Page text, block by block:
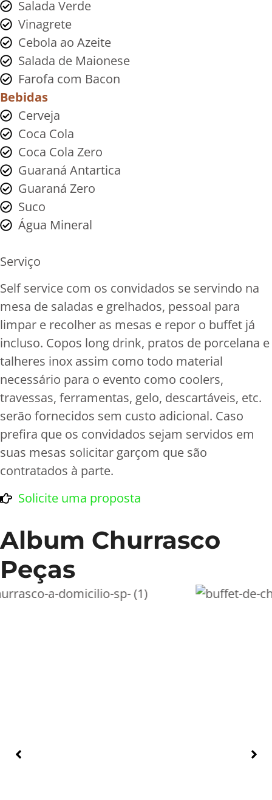
Salada Verde
Vinagrete
Cebola ao Azeite
Salada de Maionese
Farofa com Bacon
Bebidas
Cerveja
Coca Cola
Coca Cola Zero
Guaraná Antartica
Guaraná Zero
Suco
Água Mineral
Serviço
Self service com os convidados se servindo na
mesa de saladas e grelhados, pessoal para
limpar e recolher as mesas e repor o buffet já
incluso. Copos long drink, pratos de porcelana e
talheres inox assim como todo material
necessário para o evento como coolers,
travessas, ferramentas, gelo, descartáveis, etc.
serão fornecidos sem custo adicional. Caso
prefira que os convidados sejam servidos em
suas mesas solicitar garçom que são
contratados à parte.
Solicite uma proposta
Album Churrasco
Peças